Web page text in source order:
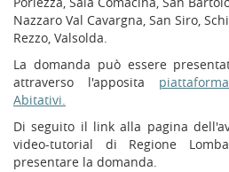
Nazzaro Val Cavargna, San Siro,
Rezzo, Valsolda.
La domanda può essere
attraverso l'apposita
Abitativi.
Di seguito il link alla pagina
video-tutorial di Regione
presentare la domanda.